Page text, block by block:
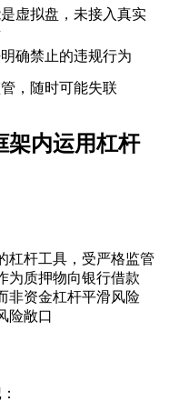
虚拟盘，未接入真实
确禁止的违规行为
，随时可能失联
架内运用杠杆
杠杆工具，受严格监管
为质押物向银行借款
非资金杠杆平滑风险
险敞口